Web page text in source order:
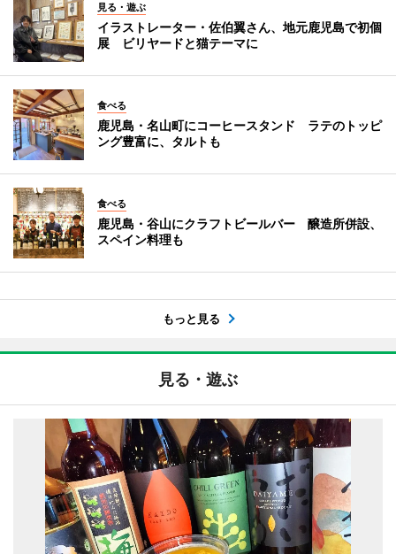
見る・遊ぶ
イラストレーター・佐伯翼さん、地元鹿児島で初個
展 ビリヤードと猫テーマに
食べる
鹿児島・名山町にコーヒースタンド ラテのトッピ
ング豊富に、タルトも
食べる
鹿児島・谷山にクラフトビールバー 醸造所併設、
スペイン料理も
もっと見る
見る・遊ぶ